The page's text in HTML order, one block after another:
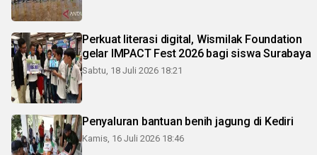
Perkuat literasi digital, Wismilak Foundation
gelar IMPACT Fest 2026 bagi siswa Surabaya
Sabtu, 18 Juli 2026 18:21
Penyaluran bantuan benih jagung di Kediri
Kamis, 16 Juli 2026 18:46